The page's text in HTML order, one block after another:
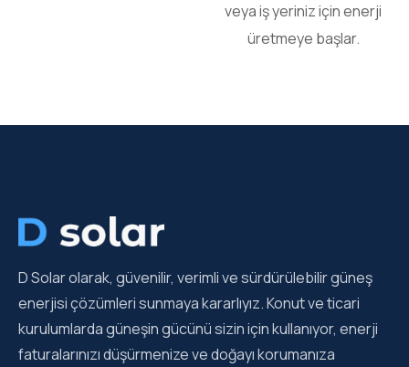
veya iş yeriniz için enerji
üretmeye başlar.
D Solar olarak, güvenilir, verimli ve sürdürülebilir güneş
enerjisi çözümleri sunmaya kararlıyız. Konut ve ticari
kurulumlarda güneşin gücünü sizin için kullanıyor, enerji
faturalarınızı düşürmenize ve doğayı korumanıza